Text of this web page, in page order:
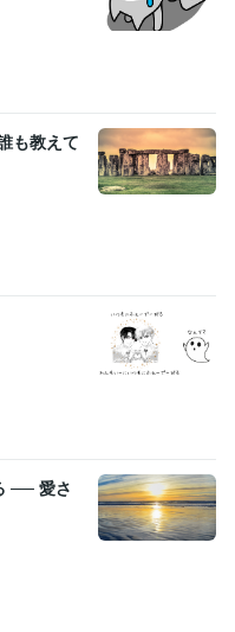
も教えて
── 愛さ